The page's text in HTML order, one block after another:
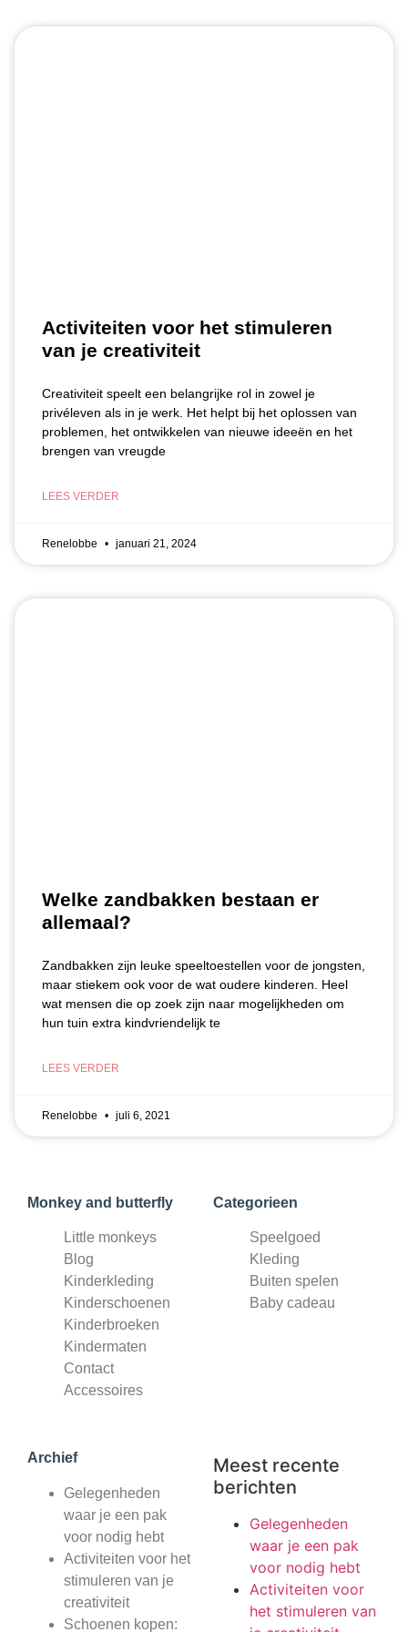
Activiteiten voor het stimuleren
van je creativiteit
Creativiteit speelt een belangrijke rol in zowel je
privéleven als in je werk. Het helpt bij het oplossen van
problemen, het ontwikkelen van nieuwe ideeën en het
brengen van vreugde
LEES VERDER
Renelobbe januari 21, 2024
Welke zandbakken bestaan er
allemaal?
Zandbakken zijn leuke speeltoestellen voor de jongsten,
maar stiekem ook voor de wat oudere kinderen. Heel
wat mensen die op zoek zijn naar mogelijkheden om
hun tuin extra kindvriendelijk te
LEES VERDER
Renelobbe juli 6, 2021
Monkey and butterfly
Little monkeys
Blog
Kinderkleding
Kinderschoenen
Kinderbroeken
Kindermaten
Contact
Accessoires
Categorieen
Speelgoed
Kleding
Buiten spelen
Baby cadeau
Archief
Gelegenheden
waar je een pak
voor nodig hebt
Activiteiten voor het
stimuleren van je
creativiteit
Schoenen kopen:
Meest recente
berichten
Gelegenheden
waar je een pak
voor nodig hebt
Activiteiten voor
het stimuleren van